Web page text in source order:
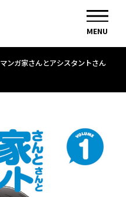
マンガ家さんとアシスタントさん